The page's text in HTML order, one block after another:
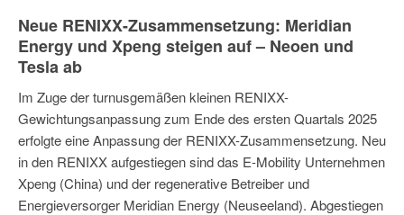
Neue RENIXX-Zusammensetzung: Meridian
Energy und Xpeng steigen auf – Neoen und
Tesla ab
Im Zuge der turnusgemäßen kleinen RENIXX-
Gewichtungsanpassung zum Ende des ersten Quartals 2025
erfolgte eine Anpassung der RENIXX-Zusammensetzung. Neu
in den RENIXX aufgestiegen sind das E-Mobility Unternehmen
Xpeng (China) und der regenerative Betreiber und
Energieversorger Meridian Energy (Neuseeland). Abgestiegen